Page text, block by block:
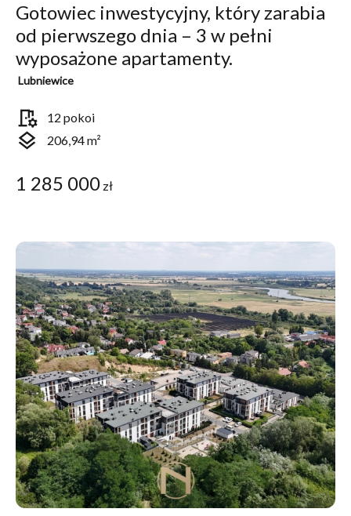
Gotowiec inwestycyjny, który zarabia
od pierwszego dnia – 3 w pełni
wyposażone apartamenty.
Lubniewice
room_preferences 12 pokoi
layers 206,94 m²
1 285 000 zł